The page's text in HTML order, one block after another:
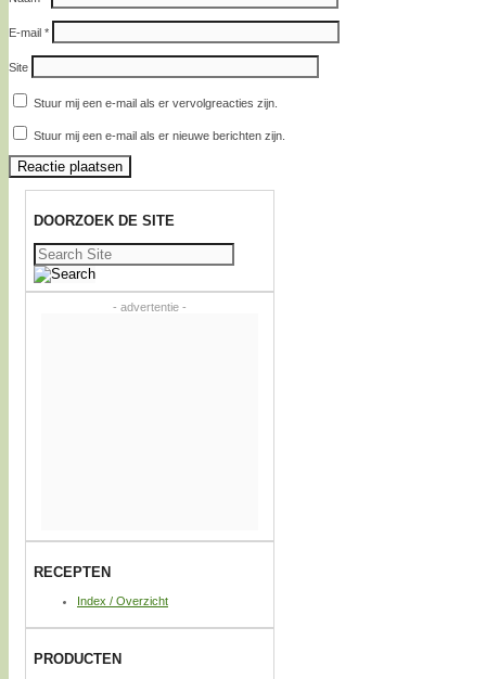
E-mail *
Site
Stuur mij een e-mail als er vervolgreacties zijn.
Stuur mij een e-mail als er nieuwe berichten zijn.
DOORZOEK DE SITE
Zoeken
naar:
- advertentie -
RECEPTEN
Index / Overzicht
PRODUCTEN